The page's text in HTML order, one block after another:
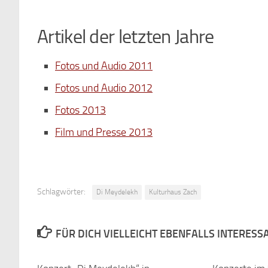
Artikel der letzten Jahre
Fotos und Audio 2011
Fotos und Audio 2012
Fotos 2013
Film und Presse 2013
Schlagwörter: Di Meydelekh Kulturhaus Zach
FÜR DICH VIELLEICHT EBENFALLS